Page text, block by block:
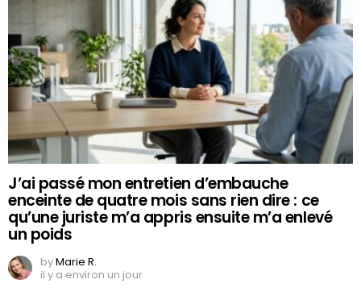
J’ai passé mon entretien d’embauche
enceinte de quatre mois sans rien dire : ce
qu’une juriste m’a appris ensuite m’a enlevé
un poids
byMarie R.
il y a environ un jour